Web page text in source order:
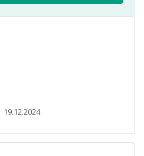
19.12.2024